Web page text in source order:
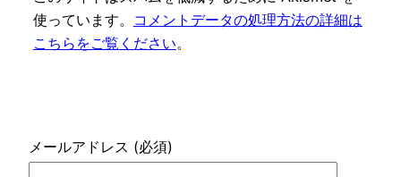
使っています。
コメントデータの処理方法の詳細は
こちらをご覧ください。
メールアドレス (必須)